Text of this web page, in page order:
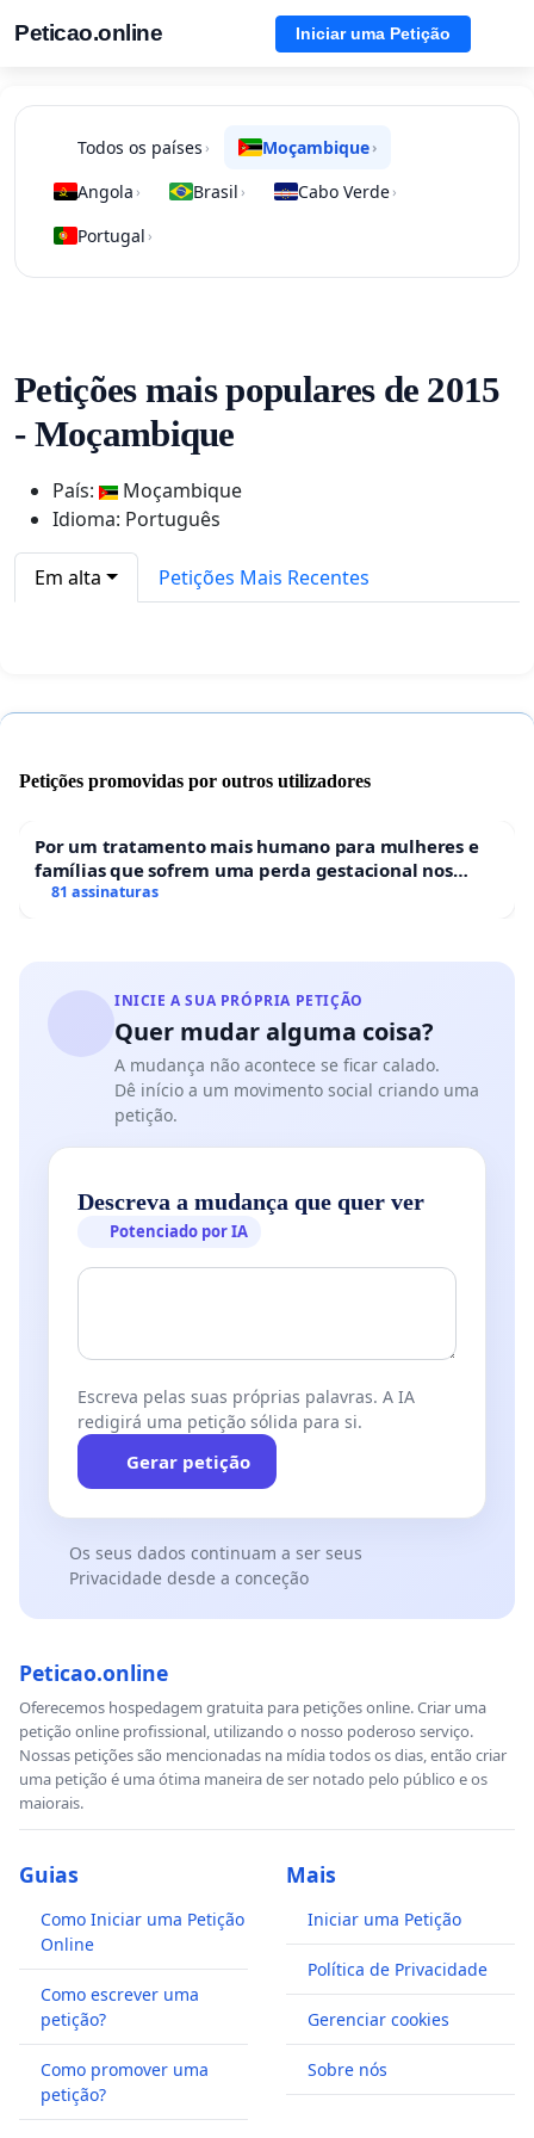
Peticao.online Iniciar uma Petição
Todos os países › Moçambique›
Angola › Brasil › Cabo Verde›
Portugal ›
Petições mais populares de 2015
- Moçambique
País:
Moçambique
Idioma: Português
Em alta Petições Mais Recentes
Petições promovidas por outros utilizadores
Por um tratamento mais humano para mulheres e
famílias que sofrem uma perda gestacional nos
hospitais portugueses
81 assinaturas
INICIE A SUA PRÓPRIA PETIÇÃO
Quer mudar alguma coisa?
A mudança não acontece se ficar calado.
Dê início a um movimento social criando uma
petição.
Descreva a mudança que quer ver
Potenciado por IA
Escreva pelas suas próprias palavras. A IA
redigirá uma petição sólida para si.
Gerar petição
Os seus dados continuam a ser seus
Privacidade desde a conceção
Peticao.online
Oferecemos hospedagem gratuita para petições online. Criar uma
petição online profissional, utilizando o nosso poderoso serviço.
Nossas petições são mencionadas na mídia todos os dias, então criar
uma petição é uma ótima maneira de ser notado pelo público e os
maiorais.
Guias
Como Iniciar uma Petição
Online
Como escrever uma
petição?
Como promover uma
petição?
Mais
Iniciar uma Petição
Política de Privacidade
Gerenciar cookies
Sobre nós